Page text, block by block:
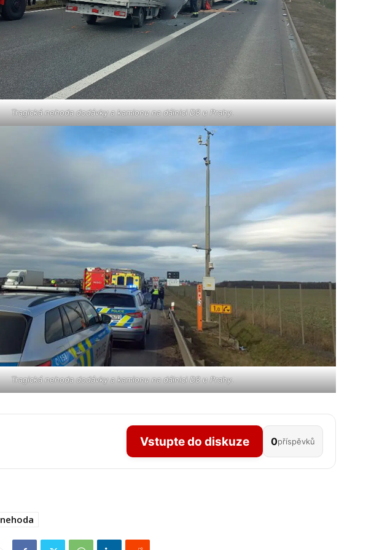
Tragická nehoda dodávky a kamionu na dálnici D8 u Prahy.
Tragická nehoda dodávky a kamionu na dálnici D8 u Prahy.
Vstupte do diskuze 0příspěvků
nehoda